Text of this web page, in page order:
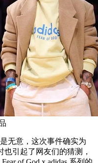
无意，这次事件确实为
也引起了网友们的猜测，